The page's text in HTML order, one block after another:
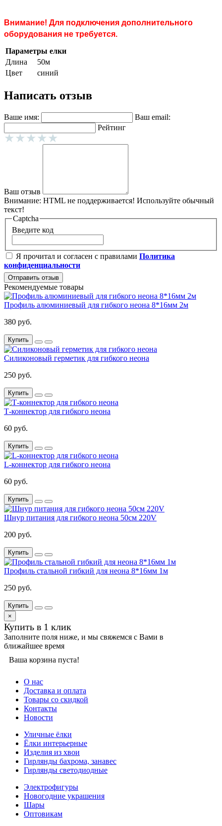
Внимание! Для подключения дополнительного
оборудования не требуется.
Параметры елки
Длина
50м
Цвет
синий
Написать отзыв
Ваше имя:
Ваш email:
Рейтинг
Ваш отзыв
Внимание: HTML не поддерживается! Используйте обычный
текст!
Captcha
Введите код
Я прочитал и согласен с правилами Политика
конфиденциальности
Отправить отзыв
Рекомендуемые товары
Профиль алюминиевый для гибкого неона 8*16мм 2м
380 руб.
Купить
Силиконовый герметик для гибкого неона
250 руб.
Купить
Т-коннектор для гибкого неона
60 руб.
Купить
L-коннектор для гибкого неона
60 руб.
Купить
Шнур питания для гибкого неона 50см 220V
200 руб.
Купить
Профиль стальной гибкий для неона 8*16мм 1м
250 руб.
Купить
×
Купить в 1 клик
Заполните поля ниже, и мы свяжемся с Вами в
ближайшее время
Ваша корзина пуста!
О нас
Доставка и оплата
Товары со скидкой
Контакты
Новости
Уличные ёлки
Ёлки интерьерные
Изделия из хвои
Гирлянды бахрома, занавес
Гирлянды светодиодные
Электрофигуры
Новогодние украшения
Шары
Оптовикам